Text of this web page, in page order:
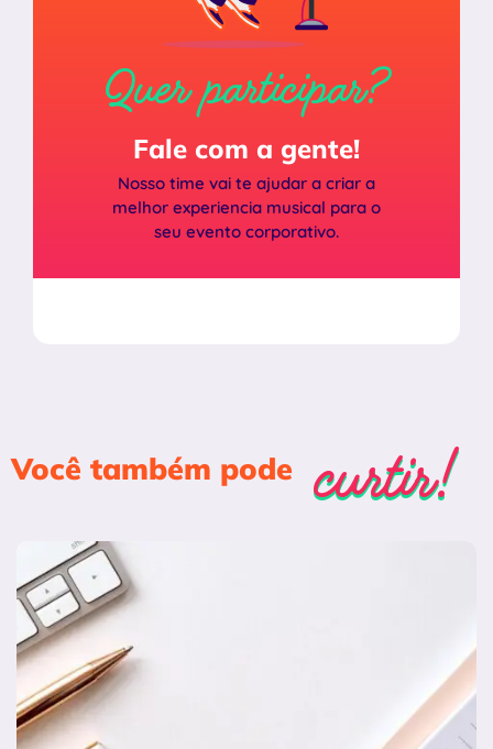
Quer participar?
Fale com a gente!
Nosso time vai te ajudar a criar a
melhor experiencia musical para o
seu evento corporativo.
Você também pode curtir!
curtir!